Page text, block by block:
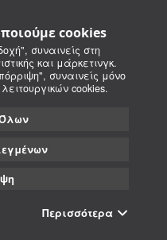
cookies
συναινείς στη
και μάρκετινγκ.
συναινείς μόνο
cookies.
Περισσότερα